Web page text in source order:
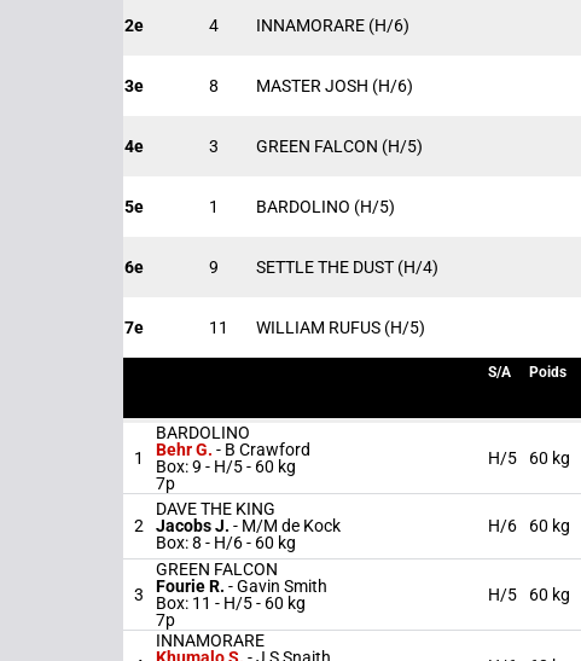
2e 4 INNAMORARE (H/6)
3e 8 MASTER JOSH (H/6)
4e 3 GREEN FALCON (H/5)
5e 1 BARDOLINO (H/5)
6e 9 SETTLE THE DUST (H/4)
7e 11 WILLIAM RUFUS (H/5)
S/A Poids
1
BARDOLINO
Behr G. - B Crawford
Box: 9 - H/5 - 60 kg
7p
H/5 60 kg
2
DAVE THE KING
Jacobs J. - M/M de Kock
Box: 8 - H/6 - 60 kg
H/6 60 kg
3
GREEN FALCON
Fourie R. -Gavin Smith
Box: 11 - H/5 - 60 kg
7p
H/5 60 kg
INNAMORARE